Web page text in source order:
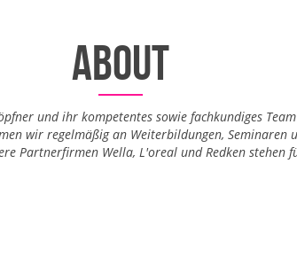
about
und ihr kompetentes sowie fachkundiges
wir regelmäßig an Weiterbildungen, Seminaren
Partnerfirmen Wella, L'oreal und Redken stehen